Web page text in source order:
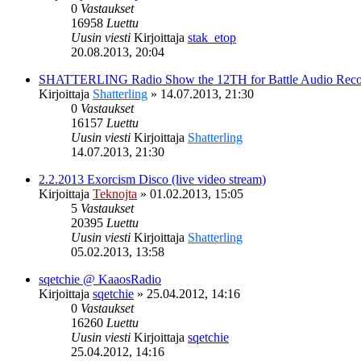
0 Vastaukset
16958 Luettu
Uusin viesti Kirjoittaja stak_etop
20.08.2013, 20:04
SHATTERLING Radio Show the 12TH for Battle Audio
Kirjoittaja Shatterling » 14.07.2013, 21:30
0 Vastaukset
16157 Luettu
Uusin viesti Kirjoittaja Shatterling
14.07.2013, 21:30
2.2.2013 Exorcism Disco (live video stream)
Kirjoittaja Teknojta » 01.02.2013, 15:05
5 Vastaukset
20395 Luettu
Uusin viesti Kirjoittaja Shatterling
05.02.2013, 13:58
sqetchie @ KaaosRadio
Kirjoittaja sqetchie » 25.04.2012, 14:16
0 Vastaukset
16260 Luettu
Uusin viesti Kirjoittaja sqetchie
25.04.2012, 14:16